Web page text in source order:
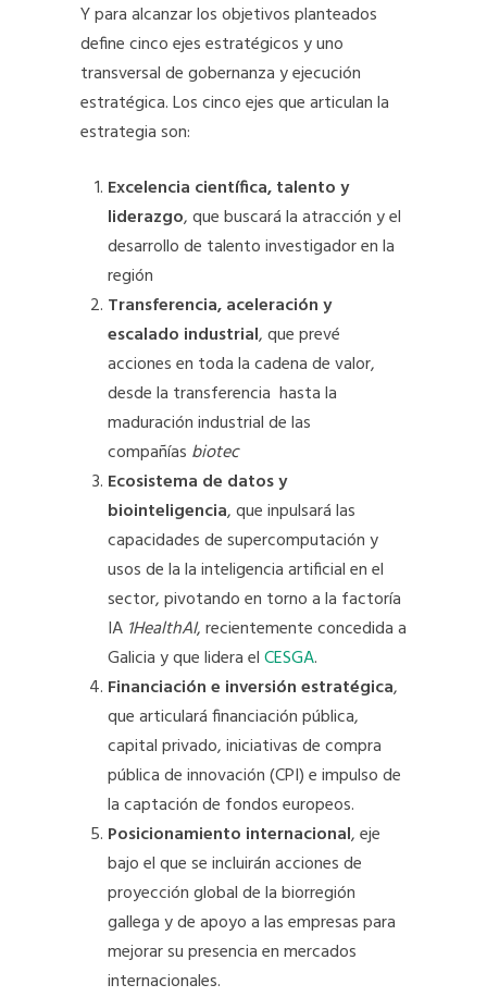
Y para alcanzar los objetivos planteados
define cinco ejes estratégicos y uno
transversal de gobernanza y ejecución
estratégica. Los cinco ejes que articulan la
estrategia son:
Excelencia científica, talento y
liderazgo, que buscará la atracción y el
desarrollo de talento investigador en la
región
Transferencia, aceleración y
escalado industrial, que prevé
acciones en toda la cadena de valor,
desde la transferencia hasta la
maduración industrial de las
compañías biotec
Ecosistema de datos y
biointeligencia, que inpulsará las
capacidades de supercomputación y
usos de la la inteligencia artificial en el
sector, pivotando en torno a la factoría
IA 1HealthAI, recientemente concedida a
Galicia y que lidera elCESGA.
Financiación e inversión estratégica,
que articulará financiación pública,
capital privado, iniciativas de compra
pública de innovación (CPI) e impulso de
la captación de fondos europeos.
Posicionamiento internacional, eje
bajo el que se incluirán acciones de
proyección global de la biorregión
gallega y de apoyo a las empresas para
mejorar su presencia en mercados
internacionales.